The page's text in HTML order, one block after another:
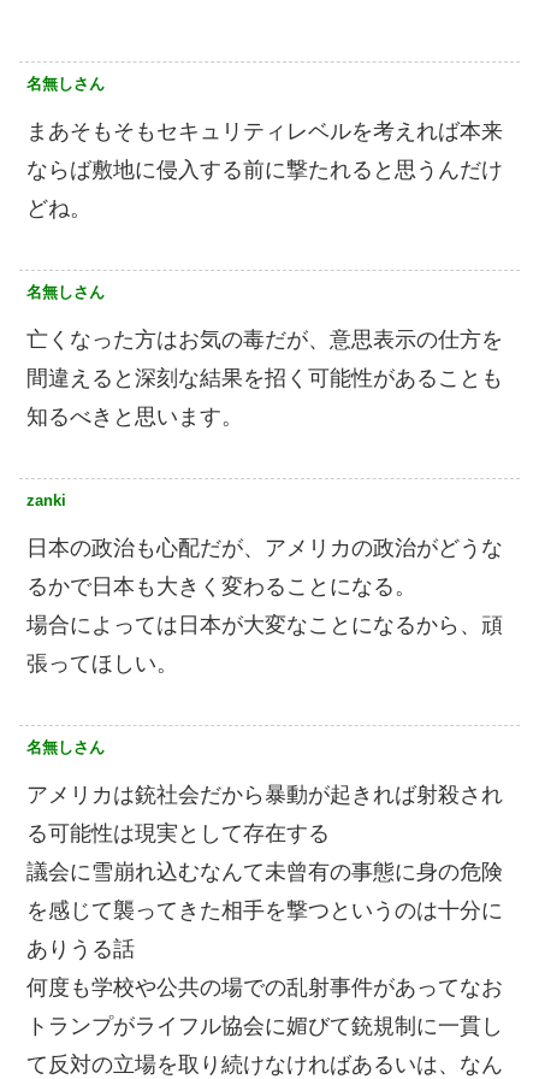
名無しさん
まあそもそもセキュリティレベルを考えれば本来
ならば敷地に侵入する前に撃たれると思うんだけ
どね。
名無しさん
亡くなった方はお気の毒だが、意思表示の仕方を
間違えると深刻な結果を招く可能性があることも
知るべきと思います。
zanki
日本の政治も心配だが、アメリカの政治がどうな
るかで日本も大きく変わることになる。
場合によっては日本が大変なことになるから、頑
張ってほしい。
名無しさん
アメリカは銃社会だから暴動が起きれば射殺され
る可能性は現実として存在する
議会に雪崩れ込むなんて未曾有の事態に身の危険
を感じて襲ってきた相手を撃つというのは十分に
ありうる話
何度も学校や公共の場での乱射事件があってなお
トランプがライフル協会に媚びて銃規制に一貫し
て反対の立場を取り続けなければあるいは、なん